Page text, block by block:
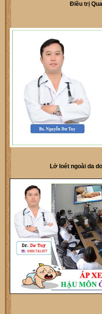
Điều trị
Lở loét ngoài da